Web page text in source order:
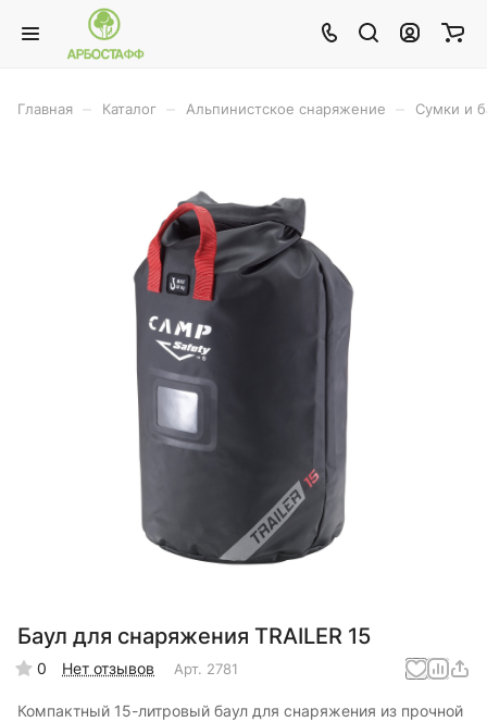
Главная Каталог Альпинистское снаряжение Сумки и
Баул для снаряжения TRAILER 15
0 Нет отзывов Арт. 2781
Компактный 15-литровый баул для снаряжения из прочной